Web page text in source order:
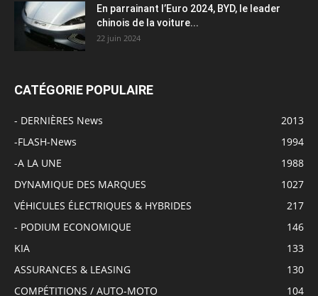
En parrainant l’Euro 2024, BYD, le leader
chinois de la voiture...
22 juin 2024
CATÉGORIE POPULAIRE
- DERNIÈRES News
2013
-FLASH-News
1994
-A LA UNE
1988
DYNAMIQUE DES MARQUES
1027
VÉHICULES ÉLECTRIQUES & HYBRIDES
217
- PODIUM ECONOMIQUE
146
KIA
133
ASSURANCES & LEASING
130
COMPÉTITIONS / AUTO-MOTO
104